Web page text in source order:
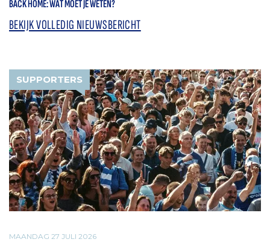
BACK HOME: WAT MOET JE WETEN?
BEKIJK VOLLEDIG NIEUWSBERICHT
SUPPORTERS
MAANDAG 27 JULI 2026